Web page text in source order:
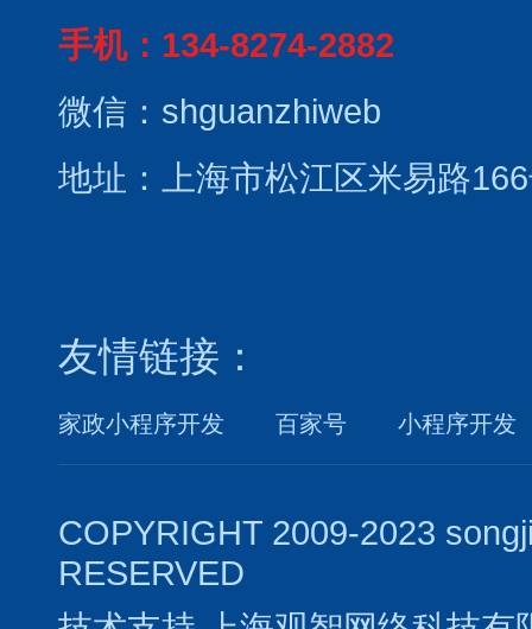
手机：134-8274-2882
微信：shguanzhiweb
地址：上海市松江区米易路
友情链接：
家政小程序开发 百家号 小程序开发
COPYRIGHT 2009-2023
RESERVED